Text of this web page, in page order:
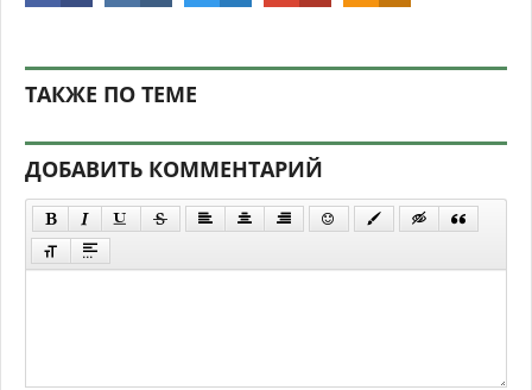
ТАКЖЕ ПО ТЕМЕ
ДОБАВИТЬ КОММЕНТАРИЙ